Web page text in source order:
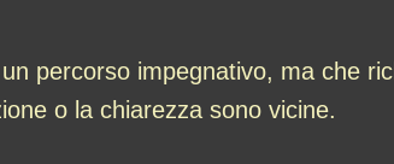
percorso impegnativo, ma che
o la chiarezza sono vicine.